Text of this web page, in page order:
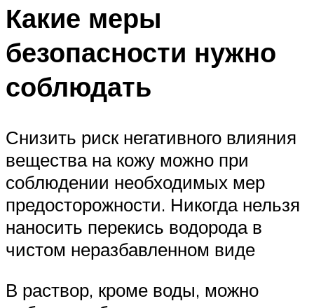
Какие меры
безопасности нужно
соблюдать
Снизить риск негативного влияния
вещества на кожу можно при
соблюдении необходимых мер
предосторожности. Никогда нельзя
наносить перекись водорода в
чистом неразбавленном виде
В раствор, кроме воды, можно